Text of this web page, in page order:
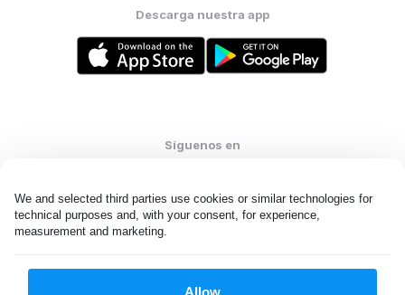
We and selected third parties use cookies or similar technologies for
technical purposes and, with your consent, for experience,
measurement and marketing.
Allow
Descarga nuestra app
Síguenos en